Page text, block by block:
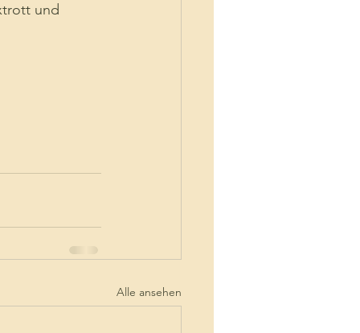
und
Alle ansehen